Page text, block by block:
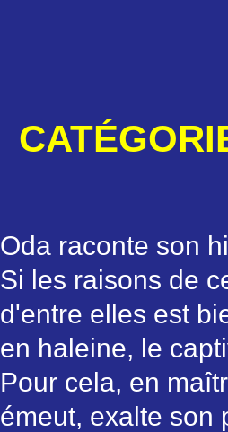
Oda raconte son
Si les raisons de
d'entre elles est
en haleine, le
Pour cela, en
émeut, exalte son